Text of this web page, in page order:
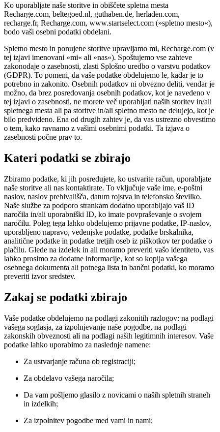
Ko uporabljate naše storitve in obiščete spletna mesta
Recharge.com, beltegoed.nl, guthaben.de, herladen.com,
recharge.fr, Recharge.com, www.startselect.com (»spletno mesto«),
bodo vaši osebni podatki obdelani.
Spletno mesto in ponujene storitve upravljamo mi, Recharge.com (v
tej izjavi imenovani »mi« ali »nas«). Spoštujemo vse zahteve
zakonodaje o zasebnosti, zlasti Splošno uredbo o varstvu podatkov
(GDPR). To pomeni, da vaše podatke obdelujemo le, kadar je to
potrebno in zakonito. Osebnih podatkov ni obvezno deliti, vendar je
možno, da brez posredovanja osebnih podatkov, kot je navedeno v
tej izjavi o zasebnosti, ne morete več uporabljati naših storitev in/ali
spletnega mesta ali pa storitve in/ali spletno mesto ne delujejo, kot je
bilo predvideno. Ena od drugih zahtev je, da vas ustrezno obvestimo
o tem, kako ravnamo z vašimi osebnimi podatki. Ta izjava o
zasebnosti počne prav to.
Kateri podatki se zbirajo
Zbiramo podatke, ki jih posredujete, ko ustvarite račun, uporabljate
naše storitve ali nas kontaktirate. To vključuje vaše ime, e-poštni
naslov, naslov prebivališča, datum rojstva in telefonsko številko.
Naše službe za podporo strankam dodatno uporabljajo vaš ID
naročila in/ali uporabniški ID, ko imate povpraševanje o svojem
naročilu. Poleg tega lahko obdelujemo prijavne podatke, IP-naslov,
uporabljeno napravo, vedenjske podatke, podatke brskalnika,
analitične podatke in podatke tretjih oseb iz piškotkov ter podatke o
plačilu. Glede na izdelek in ali moramo preveriti vašo identiteto, vas
lahko prosimo za dodatne informacije, kot so kopija vašega
osebnega dokumenta ali potnega lista in bančni podatki, ko moramo
preveriti izvor sredstev.
Zakaj se podatki zbirajo
Vaše podatke obdelujemo na podlagi zakonitih razlogov: na podlagi
vašega soglasja, za izpolnjevanje naše pogodbe, na podlagi
zakonskih obveznosti ali na podlagi naših legitimnih interesov. Vaše
podatke lahko uporabimo za naslednje namene:
Za ustvarjanje računa ob registraciji;
Za obdelavo vašega naročila;
Da vam pošljemo glasilo z novicami o naših spletnih straneh
in izdelkih;
Za izpolnitev pogodbe med vami in nami;